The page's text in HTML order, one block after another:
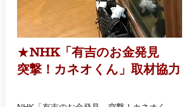
★NHK「有吉のお金発見
突撃！カネオくん」取材協力